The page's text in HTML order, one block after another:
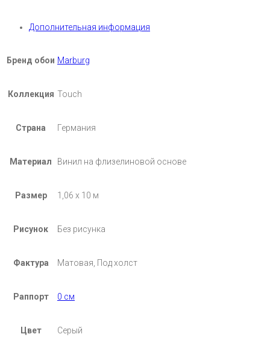
Дополнительная информация
Бренд обои Marburg
Коллекция Touch
Страна Германия
Материал Винил на флизелиновой основе
Размер 1,06 х 10 м
Рисунок Без рисунка
Фактура Матовая, Под холст
Раппорт 0 см
Цвет Серый